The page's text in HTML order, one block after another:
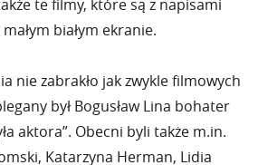
te filmy, które są z napisami
białym ekranie.
nie zabrakło jak zwykle filmowych
był Bogusław Lina bohater
aktora”. Obecni byli także m.in.
Katarzyna Herman, Lidia